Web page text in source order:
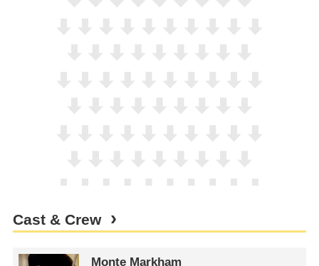
Cast & Crew
Monte Markham